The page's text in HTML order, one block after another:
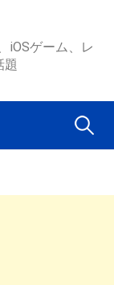
iOSゲーム、レ
題
検